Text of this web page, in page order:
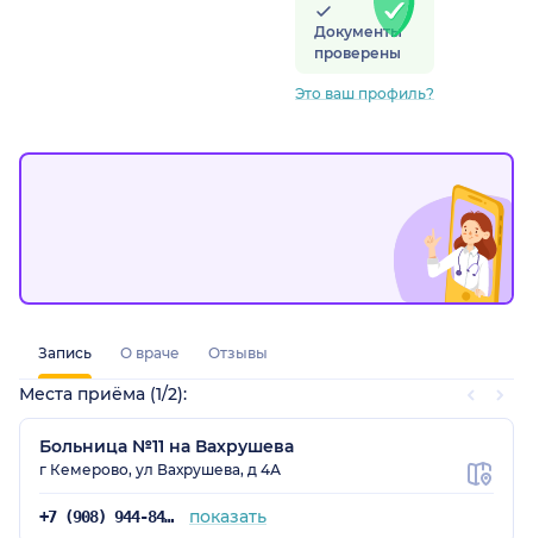
обл.)
Документы
проверены
Это ваш профиль?
Запись О враче Отзывы
Места приёма (1/2):
Больница №11 на Вахрушева
г Кемерово, ул Вахрушева, д 4А
+7 (908) 944-84-95 показать